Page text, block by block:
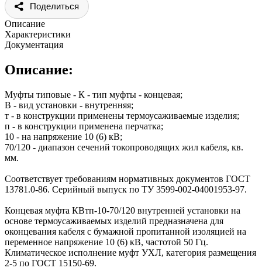
Поделиться
Описание
Характеристики
Документация
Описание:
Муфты типовые - К - тип муфты - концевая;
В - вид установки - внутренняя;
т - в конструкции применены термоусаживаемые изделия;
п - в конструкции применена перчатка;
10 - на напряжение 10 (6) кВ;
70/120 - диапазон сечений токопроводящих жил кабеля, кв.
мм.
Соответствует требованиям нормативных документов ГОСТ
13781.0-86. Серийный выпуск по ТУ 3599-002-04001953-97.
Концевая муфта КВтп-10-70/120 внутренней установки на
основе термоусаживаемых изделий предназначена для
оконцевания кабеля с бумажной пропитанной изоляцией на
переменное напряжение 10 (6) кВ, частотой 50 Гц.
Климатическое исполнение муфт УХЛ, категория размещения
2-5 по ГОСТ 15150-69.